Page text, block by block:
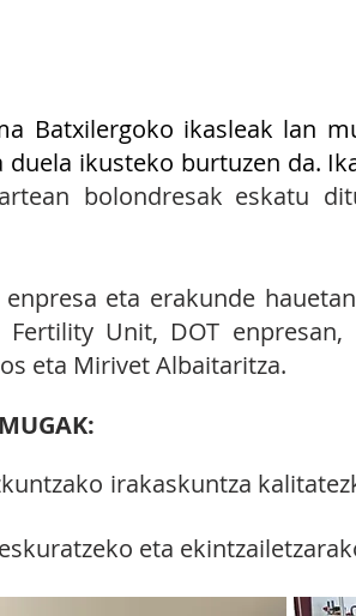
Batxilergoko ikasleak lan
ikusteko burtuzen da.
bolondresak eskatu
eta erakunde
Fertility Unit, DOT
eta Mirivet Albaitaritza.
irakaskuntza
eta